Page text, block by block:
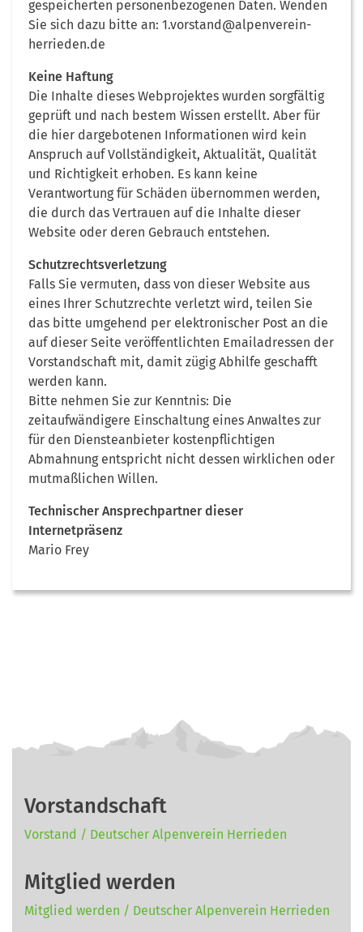
gespeicherten personenbezogenen Daten. Wenden
Sie sich dazu bitte an: 1.vorstand@alpenverein-
herrieden.de
Keine Haftung
Die Inhalte dieses Webprojektes wurden sorgfältig
geprüft und nach bestem Wissen erstellt. Aber für
die hier dargebotenen Informationen wird kein
Anspruch auf Vollständigkeit, Aktualität, Qualität
und Richtigkeit erhoben. Es kann keine
Verantwortung für Schäden übernommen werden,
die durch das Vertrauen auf die Inhalte dieser
Website oder deren Gebrauch entstehen.
Schutzrechtsverletzung
Falls Sie vermuten, dass von dieser Website aus
eines Ihrer Schutzrechte verletzt wird, teilen Sie
das bitte umgehend per elektronischer Post an die
auf dieser Seite veröffentlichten Emailadressen der
Vorstandschaft mit, damit zügig Abhilfe geschafft
werden kann.
Bitte nehmen Sie zur Kenntnis: Die
zeitaufwändigere Einschaltung eines Anwaltes zur
für den Diensteanbieter kostenpflichtigen
Abmahnung entspricht nicht dessen wirklichen oder
mutmaßlichen Willen.
Technischer Ansprechpartner dieser
Internetpräsenz
Mario Frey
Vorstandschaft
Vorstand / Deutscher Alpenverein Herrieden
Mitglied werden
Mitglied werden / Deutscher Alpenverein Herrieden